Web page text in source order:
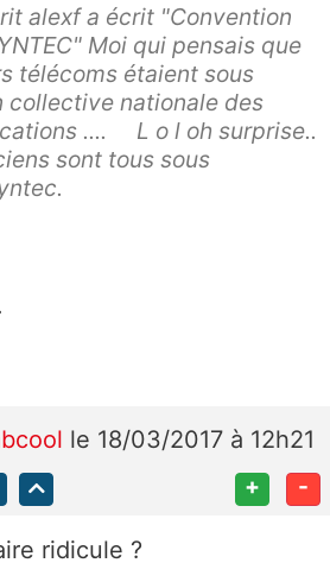
alexf a écrit "Convention
Moi qui pensais que
télécoms étaient sous
collective nationale des
.... L o l oh surprise..
sont tous sous
le 18/03/2017 à 12h21
+ -
ridicule ?